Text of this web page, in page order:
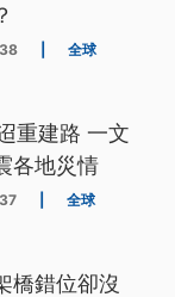
全球
重建路 一文
各地災情
全球
橋錯位卻沒